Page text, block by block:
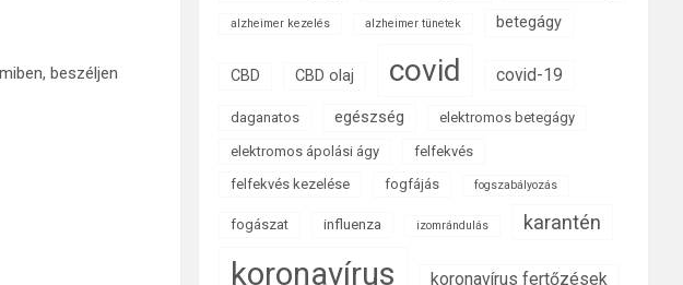
beszéljen
alzheimer kezelés alzheimer tünetek betegágy
CBD CBD olaj covid covid-19
daganatos egészség elektromos betegágy
elektromos ápolási ágy
felfekvés
felfekvés kezelése
fogfájás fogszabályozás
fogászat influenza izomrándulás karantén
koronavírus koronavírus fertőzések